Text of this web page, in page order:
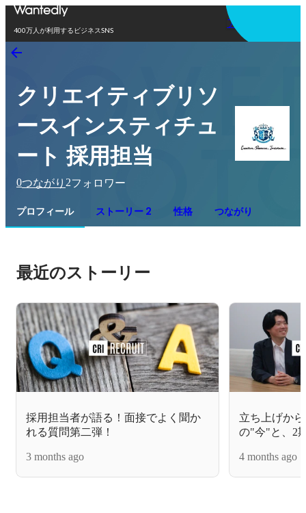
400万人が利用するビジネスSNS
アプリを使う
クリエイティブリソ
ースインスティチュ
ート 採用担当
0つながり 2フォロワー
プロフィール ストーリー 2 性格 つながり
最近のストーリー
採用担当者が語る！面接でよく聞か
れる質問第二弾！
3 months ago
立ち上げか
の"今"と、2
4 months ago